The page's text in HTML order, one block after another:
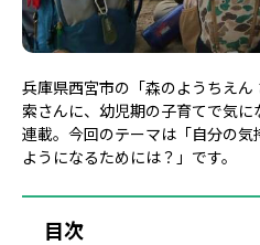
兵庫県西宮市の「森のようちえ
索さんに、幼児期の子育てで気に
連載。今回のテーマは「自分の
ようになるためには？」です。
目次